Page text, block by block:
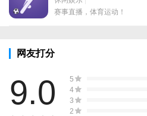
赛事直播，体育运动！
网友打分
9.0
5
4
3
2